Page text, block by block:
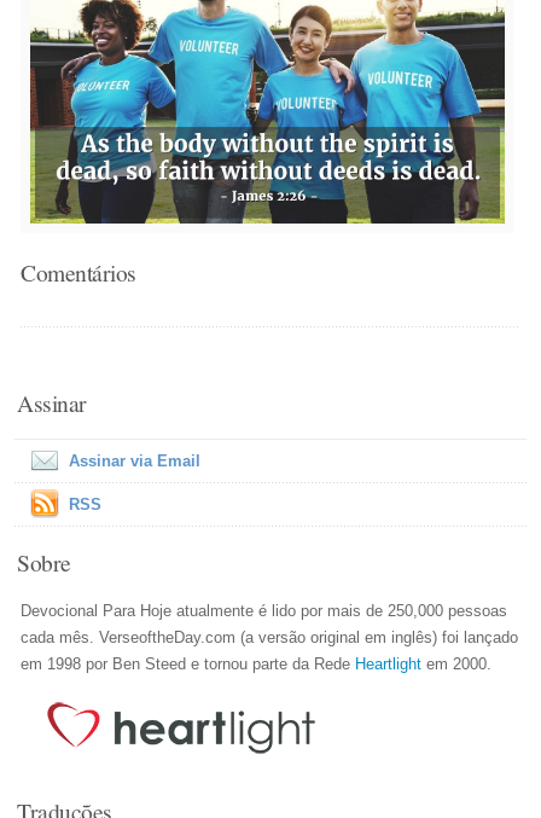
Comentários
Assinar
Assinar via Email
RSS
Sobre
Devocional Para Hoje atualmente é lido por mais de 250,000 pessoas
cada mês. VerseoftheDay.com (a versão original em inglês) foi lançado
em 1998 por Ben Steed e tornou parte da Rede Heartlight em 2000.
Traduções